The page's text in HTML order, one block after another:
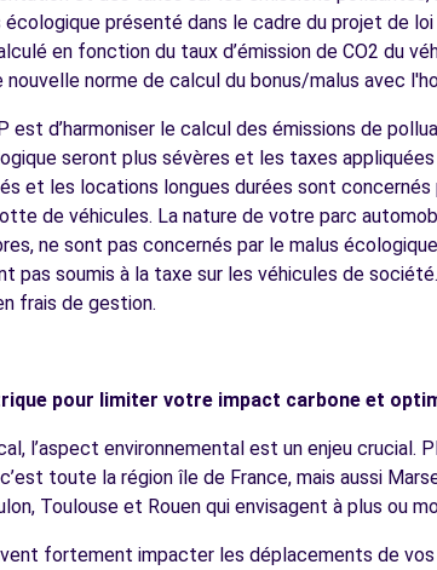
écologique présenté dans le cadre du projet de
en fonction du taux d’émission de CO2 du
nouvelle norme de calcul du bonus/malus avec
est d’harmoniser le calcul des émissions de
seront plus sévères et les taxes
et les locations longues durées sont
de véhicules. La nature de votre parc
ne sont pas concernés par le malus
pas soumis à la taxe sur les véhicules de
frais de gestion.
pour limiter votre impact carbone et
l’aspect environnemental est un enjeu
toute la région île de France, mais aussi
Toulouse et Rouen qui envisagent à plus ou
fortement impacter les déplacements de